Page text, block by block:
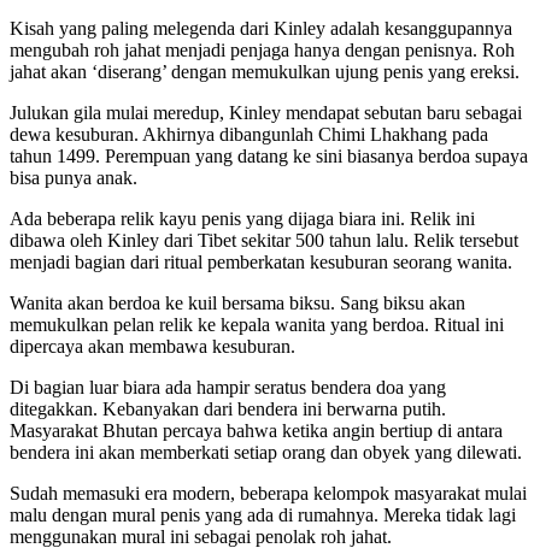
Kisah yang paling melegenda dari Kinley adalah kesanggupannya
mengubah roh jahat menjadi penjaga hanya dengan penisnya. Roh
jahat akan ‘diserang’ dengan memukulkan ujung penis yang ereksi.
Julukan gila mulai meredup, Kinley mendapat sebutan baru sebagai
dewa kesuburan. Akhirnya dibangunlah Chimi Lhakhang pada
tahun 1499. Perempuan yang datang ke sini biasanya berdoa supaya
bisa punya anak.
Ada beberapa relik kayu penis yang dijaga biara ini. Relik ini
dibawa oleh Kinley dari Tibet sekitar 500 tahun lalu. Relik tersebut
menjadi bagian dari ritual pemberkatan kesuburan seorang wanita.
Wanita akan berdoa ke kuil bersama biksu. Sang biksu akan
memukulkan pelan relik ke kepala wanita yang berdoa. Ritual ini
dipercaya akan membawa kesuburan.
Di bagian luar biara ada hampir seratus bendera doa yang
ditegakkan. Kebanyakan dari bendera ini berwarna putih.
Masyarakat Bhutan percaya bahwa ketika angin bertiup di antara
bendera ini akan memberkati setiap orang dan obyek yang dilewati.
Sudah memasuki era modern, beberapa kelompok masyarakat mulai
malu dengan mural penis yang ada di rumahnya. Mereka tidak lagi
menggunakan mural ini sebagai penolak roh jahat.